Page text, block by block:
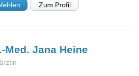
Zum Profil
Med. Jana Heine